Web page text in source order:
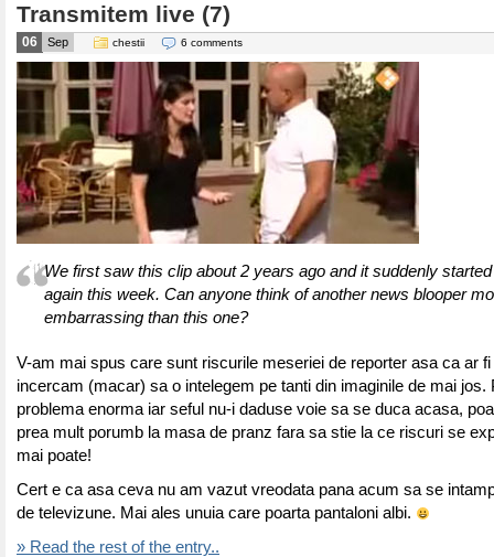
Transmitem live (7)
06 Sep chestii 6 comments
We first saw this clip about 2 years ago and it suddenly
again this week. Can anyone think of another news blooper
embarrassing than this one?
V-am mai spus care sunt riscurile meseriei de reporter asa ca ar fi
incercam (macar) sa o intelegem pe tanti din imaginile de mai jos.
problema enorma iar seful nu-i daduse voie sa se duca acasa,
prea mult porumb la masa de pranz fara sa stie la ce riscuri se
mai poate!
Cert e ca asa ceva nu am vazut vreodata pana acum sa se
de televizune. Mai ales unuia care poarta pantaloni albi.
» Read the rest of the entry..